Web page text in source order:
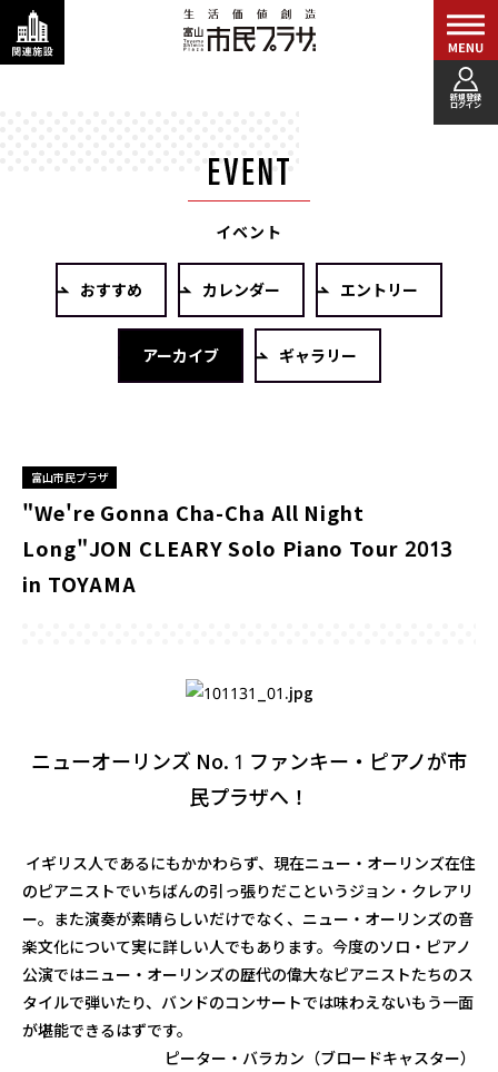
新規登録
ログイン
イベント
おすすめ カレンダー エントリー
アーカイブ ギャラリー
"We're Gonna Cha-Cha All Night
Long"JON CLEARY Solo Piano Tour 2013
in TOYAMA
富山市民プラザ
ニューオーリンズ No. 1 ファンキー・ピアノが市
民プラザへ！
イギリス人であるにもかかわらず、現在ニュー・オーリンズ在住
のピアニストでいちばんの引っ張りだこというジョン・クレアリ
ー。また演奏が素晴らしいだけでなく、ニュー・オーリンズの音
楽文化について実に詳しい人でもあります。今度のソロ・ピアノ
公演ではニュー・オーリンズの歴代の偉大なピアニストたちのス
タイルで弾いたり、バンドのコンサートでは味わえないもう一面
が堪能できるはずです。
ピーター・バラカン（ブロードキャスター）